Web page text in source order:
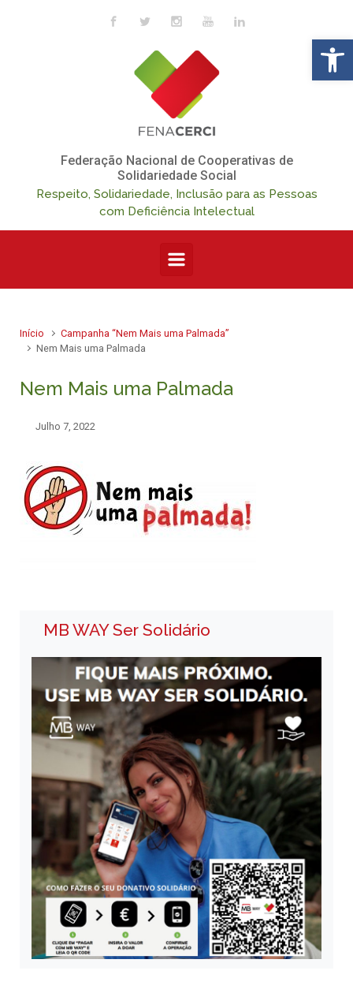
Skip to main content
Federação Nacional de Cooperativas de
Solidariedade Social
Respeito, Solidariedade, Inclusão para as Pessoas
com Deficiência Intelectual
Início
Campanha “Nem Mais uma Palmada”
Nem Mais uma Palmada
Nem Mais uma Palmada
Julho 7, 2022
MB WAY Ser Solidário